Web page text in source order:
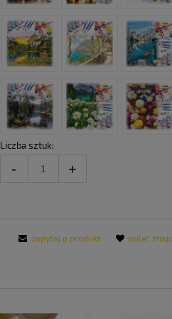
Liczba sztuk:
zapytaj o produkt poleć